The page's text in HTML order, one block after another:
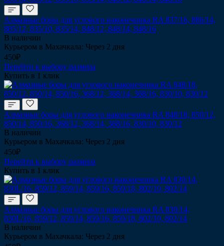
Алмазные боры для углового наконечника RA 837/16, 886/14,
805/12, 835/10, 835/14, 848/12, 848/14, 848/16
В наличии
Курьером в Махачкала: Через 2 дня
450₽
Перейти к выбору размера
Купить в 1 клик
Алмазные боры для углового наконечника RA 848/18, 850/12,
850/14, 850/16, 368/12, 368/14, 368/16, 830/10, 830/12
В наличии
Курьером в Махачкала: Через 2 дня
450₽
Перейти к выбору размера
Купить в 1 клик
Алмазные боры для углового наконечника RA 830/14,
830L/16, 859/12, 859/14, 859/16, 859/18, 802/10, 802/14
В наличии
Курьером в Махачкала: Через 2 дня